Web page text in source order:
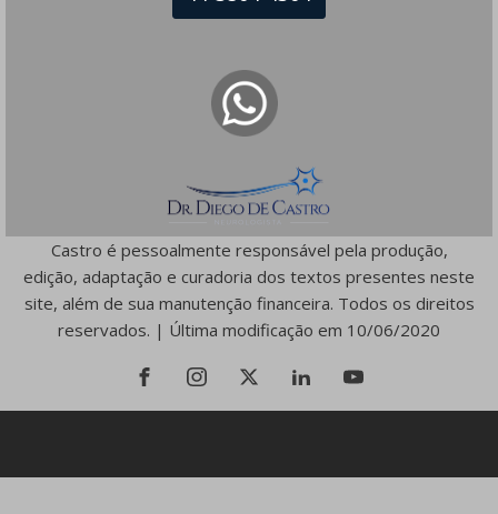
o ato médico, conforme recomendação do Conselho
Federal de Medicina. Consulte a nossa Política de
Privacidade/Cookie. Este site não hospeda ou recebe
financiamento de publicidade ou exibição de conteúdo
comercial. Política de Banners: Não temos publicidade e
não fazemos trocas de Banner ou Display. Dr. Diego de
Castro é pessoalmente responsável pela produção,
edição, adaptação e curadoria dos textos presentes neste
site, além de sua manutenção financeira. Todos os direitos
reservados. | Última modificação em 10/06/2020